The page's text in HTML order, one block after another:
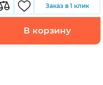
Заказ в 1 клик
В корзину